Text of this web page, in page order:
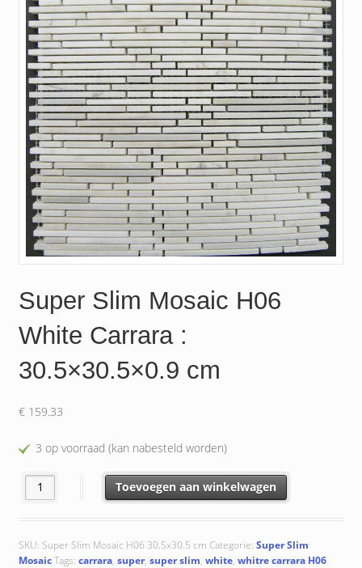
Super Slim Mosaic H06
White Carrara :
30.5×30.5×0.9 cm
€159.33
3 op voorraad (kan nabesteld worden)
Super Slim Mosaic H06 White Carrara : 30.5x30.5x0.9 cm aantal
Toevoegen aan winkelwagen
SKU: Super Slim Mosaic H06 30.5x30.5 cm Categorie: Super Slim
MosaicTags: carrara, super, super slim, white, whitre carrara H06